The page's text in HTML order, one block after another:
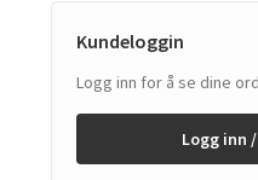
Kundeloggin
Logg inn for å se dine
Logg inn